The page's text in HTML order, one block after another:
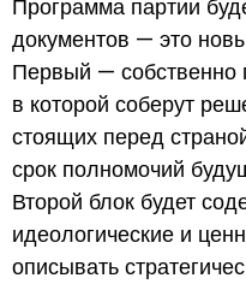
Программа партии
документов — это
Первый — собственно
в которой соберут
стоящих перед
срок полномочий
Второй блок будет
идеологические и
описывать